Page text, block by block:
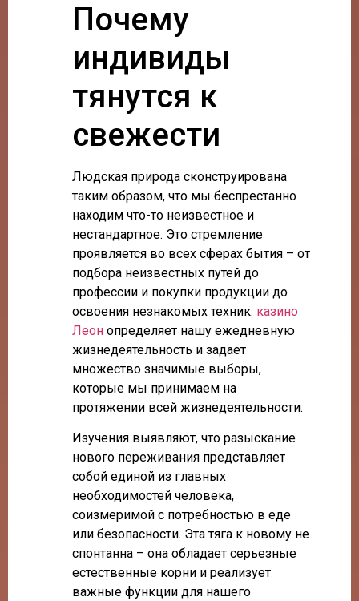
Почему
индивиды
тянутся к
свежести
Людская природа сконструирована
таким образом, что мы беспрестанно
находим что-то неизвестное и
нестандартное. Это стремление
проявляется во всех сферах бытия – от
подбора неизвестных путей до
профессии и покупки продукции до
освоения незнакомых техник. казино
Леон определяет нашу ежедневную
жизнедеятельность и задает
множество значимые выборы,
которые мы принимаем на
протяжении всей жизнедеятельности.
Изучения выявляют, что разыскание
нового переживания представляет
собой единой из главных
необходимостей человека,
соизмеримой с потребностью в еде
или безопасности. Эта тяга к новому не
спонтанна – она обладает серьезные
естественные корни и реализует
важные функции для нашего